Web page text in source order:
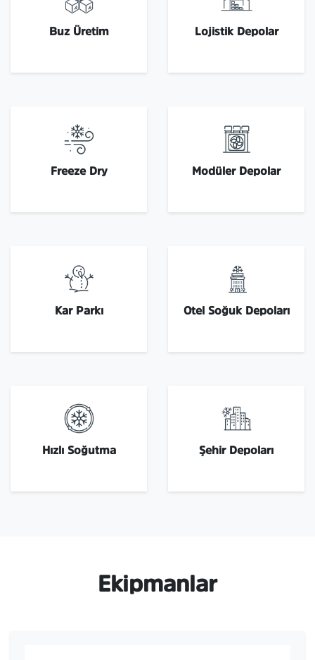
Buz Üretim Lojistik Depolar
Freeze Dry Modüler Depolar
Kar Parkı Otel Soğuk Depoları
Hızlı Soğutma Şehir Depoları
Ekipmanlar